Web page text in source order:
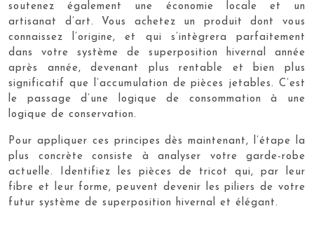
soutenez également une économie locale et un
artisanat d’art. Vous achetez un produit dont vous
connaissez l’origine, et qui s’intègrera parfaitement
dans votre système de superposition hivernal année
après année, devenant plus rentable et bien plus
significatif que l’accumulation de pièces jetables. C’est
le passage d’une logique de consommation à une
logique de conservation.
Pour appliquer ces principes dès maintenant, l’étape la
plus concrète consiste à analyser votre garde-robe
actuelle. Identifiez les pièces de tricot qui, par leur
fibre et leur forme, peuvent devenir les piliers de votre
futur système de superposition hivernal et élégant.